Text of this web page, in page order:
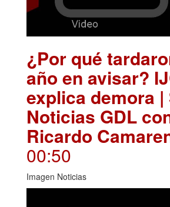
¿Por qué
año en avisar?
explica demora
Noticias GDL
Ricardo
00:50
Imagen Noticias